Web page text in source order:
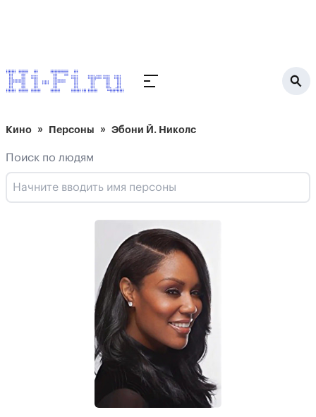
Кино Персоны Эбони Й. Николс
Поиск по людям